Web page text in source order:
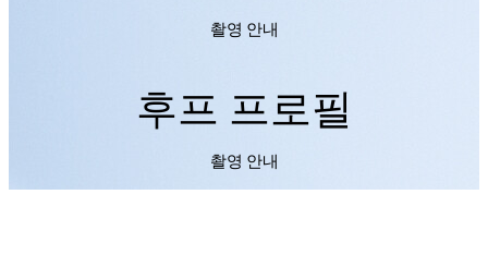
촬영 안내
후프 프로필
촬영 안내